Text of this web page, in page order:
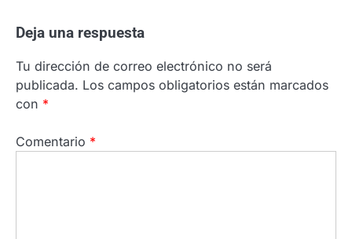
Deja una respuesta
Tu dirección de correo electrónico no será
publicada. Los campos obligatorios están marcados
con *
Comentario *